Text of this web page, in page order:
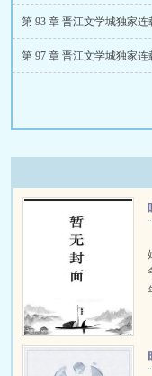
第 93 章 晋江文学城独家连
第 97 章 晋江文学城独家连